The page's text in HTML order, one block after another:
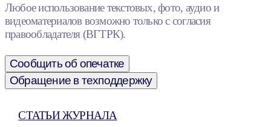
Любое использование текстовых, фото, аудио и
видеоматериалов возможно только с согласия
правообладателя (ВГТРК).
Сообщить об опечатке
Обращение в техподдержку
СТАТЬИ ЖУРНАЛА